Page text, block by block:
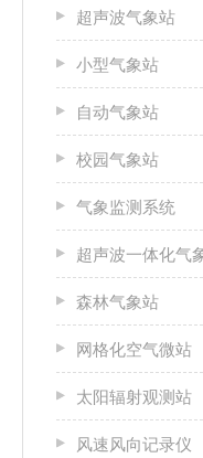
超声波气象站
小型气象站
自动气象站
校园气象站
气象监测系统
超声波一体化气
森林气象站
网格化空气微站
太阳辐射观测站
风速风向记录仪